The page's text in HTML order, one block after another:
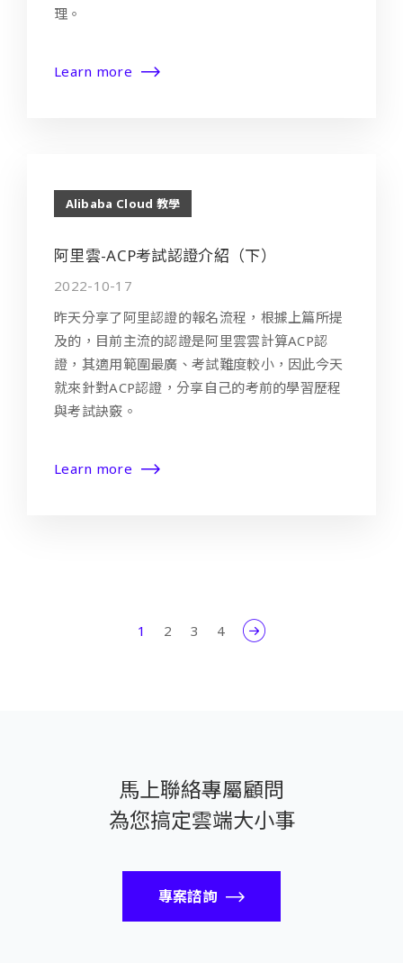
理。
Learn more
Alibaba Cloud 教學
阿里雲-ACP考試認證介紹（下）
2022-10-17
昨天分享了阿里認證的報名流程，根據上篇所提
及的，目前主流的認證是阿里雲雲計算ACP認
證，其適用範圍最廣、考試難度較小，因此今天
就來針對ACP認證，分享自己的考前的學習歷程
與考試訣竅。
Learn more
1 2 3 4
馬上聯絡專屬顧問
為您搞定雲端大小事
專案諮詢